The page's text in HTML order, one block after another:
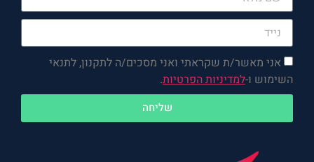
אני מאשר/ת שקראתי ואני מסכים/ה לתקנון, לתנאי
השימוש ו-למדיניות הפרטיות.
שליחה